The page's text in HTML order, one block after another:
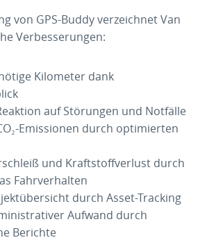
von GPS-Buddy verzeichnet Van
Verbesserungen:
Kilometer dank
auf Störungen und Notfälle
Emissionen durch optimierten
und Kraftstoffverlust durch
Fahrverhalten
durch Asset-Tracking
Aufwand durch
Berichte